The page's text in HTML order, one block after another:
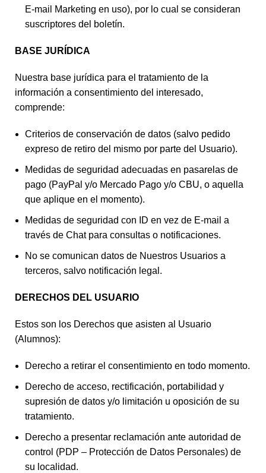
E-mail Marketing en uso), por lo cual se consideran
suscriptores del boletín.
BASE JURÍDICA
Nuestra base jurídica para el tratamiento de la
información a consentimiento del interesado,
comprende:
Criterios de conservación de datos (salvo pedido
expreso de retiro del mismo por parte del Usuario).
Medidas de seguridad adecuadas en pasarelas de
pago (PayPal y/o Mercado Pago y/o CBU, o aquella
que aplique en el momento).
Medidas de seguridad con ID en vez de E-mail a
través de Chat para consultas o notificaciones.
No se comunican datos de Nuestros Usuarios a
terceros, salvo notificación legal.
DERECHOS DEL USUARIO
Estos son los Derechos que asisten al Usuario
(Alumnos):
Derecho a retirar el consentimiento en todo momento.
Derecho de acceso, rectificación, portabilidad y
supresión de datos y/o limitación u oposición de su
tratamiento.
Derecho a presentar reclamación ante autoridad de
control (PDP – Protección de Datos Personales) de
su localidad.